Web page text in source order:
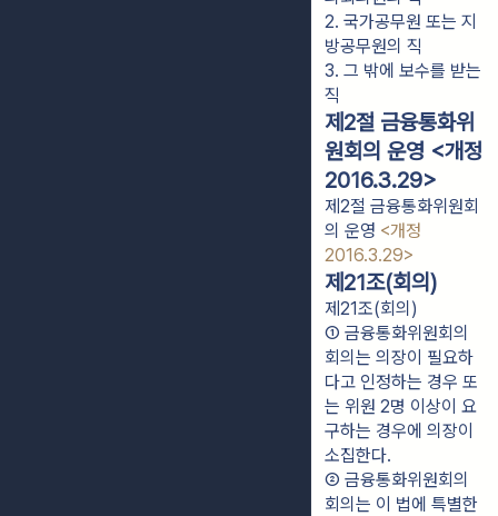
2. 국가공무원 또는 지
방공무원의 직
3. 그 밖에 보수를 받는
직
제2절 금융통화위
원회의 운영 <개정
2016.3.29>
제2절 금융통화위원회
의 운영 <개정
2016.3.29>
제21조(회의)
제21조(회의)
① 금융통화위원회의
회의는 의장이 필요하
다고 인정하는 경우 또
는 위원 2명 이상이 요
구하는 경우에 의장이
소집한다.
② 금융통화위원회의
회의는 이 법에 특별한